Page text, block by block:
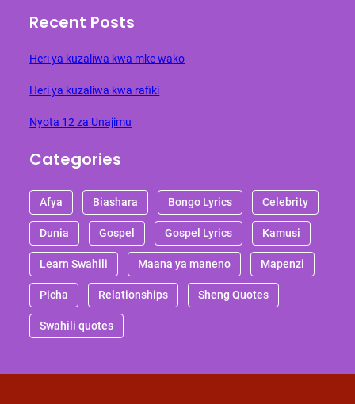
Recent Posts
Heri ya kuzaliwa kwa mke wako
Heri ya kuzaliwa kwa rafiki
Nyota 12 za Unajimu
Categories
Afya Biashara Bongo Lyrics Celebrity
Dunia Gospel Gospel Lyrics Kamusi
Learn Swahili Maana ya maneno Mapenzi
Picha Relationships Sheng Quotes
Swahili quotes